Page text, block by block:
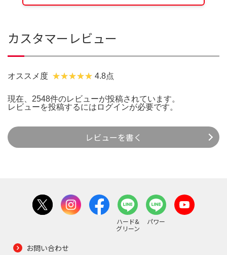
カスタマーレビュー
オススメ度 4.8点
現在、2548件のレビューが投稿されています。
レビューを投稿するには ログインが必要です。
レビューを書く
ハード&
グリーン
パワー
お問い合わせ